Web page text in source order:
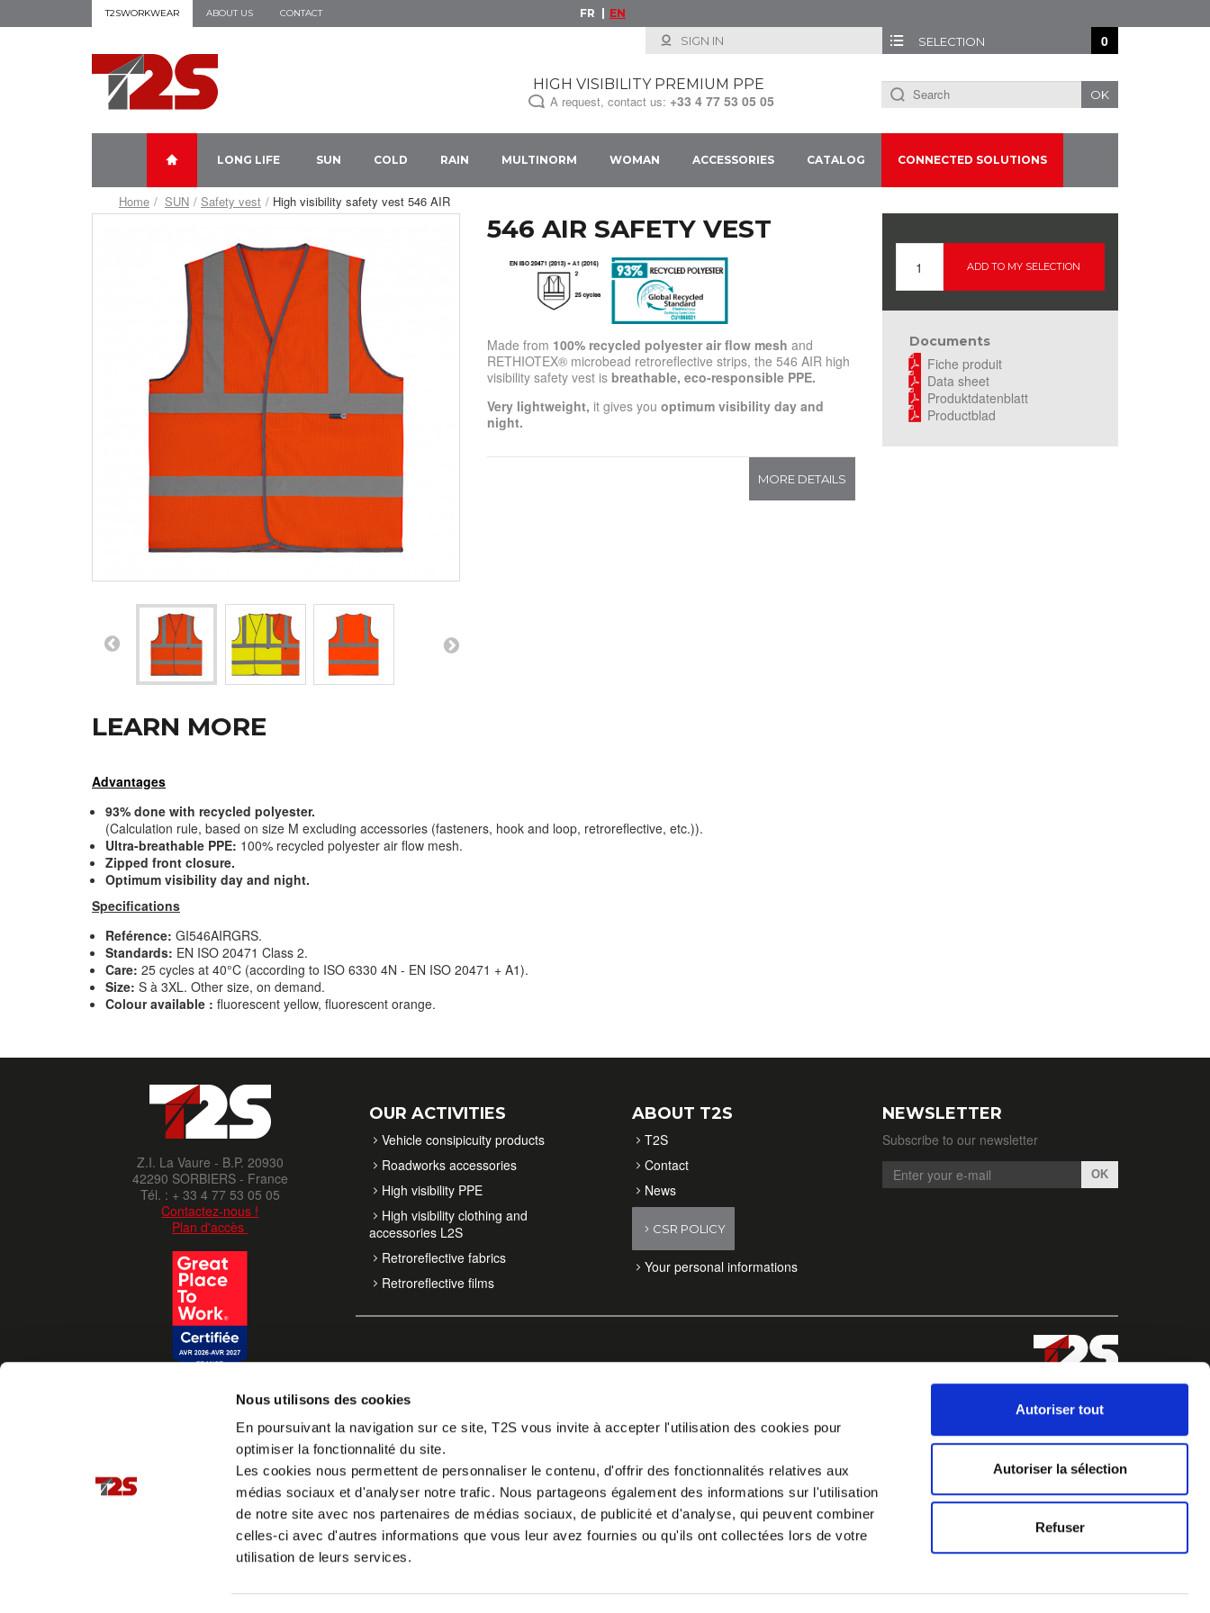
Nous utilisons des cookies
En poursuivant la navigation sur ce site, T2S vous invite à accepter l'utilisation des cookies pour
optimiser la fonctionnalité du site.
Les cookies nous permettent de personnaliser le contenu, d'offrir des fonctionnalités relatives aux
médias sociaux et d'analyser notre trafic. Nous partageons également des informations sur l'utilisation
de notre site avec nos partenaires de médias sociaux, de publicité et d'analyse, qui peuvent combiner
celles-ci avec d'autres informations que vous leur avez fournies ou qu'ils ont collectées lors de votre
utilisation de leurs services.
Autoriser tout
Autoriser la sélection
Refuser
T2SWORKWEAR ABOUT US CONTACT FR EN
SELECTION 0
SIGN IN
HIGH VISIBILITY PREMIUM PPE
A request, contact us: +33 4 77 53 05 05 OK
LONG LIFE SUN COLD RAIN MULTINORM WOMAN ACCESSORIES CATALOG CONNECTED SOLUTIONS
Home SUN Safety vest High visibility safety vest 546 AIR
546 AIR SAFETY VEST
Made from 100% recycled polyester air flow mesh and
RETHIOTEX® microbead retroreflective strips, the 546 AIR high
visibility safety vest is breathable, eco-responsible PPE.
Very lightweight, it gives you optimum visibility day and
night.
MORE DETAILS
LEARN MORE
Advantages
93% done with recycled polyester.
(Calculation rule, based on size M excluding accessories (fasteners, hook and loop, retroreflective, etc.)).
Ultra-breathable PPE: 100% recycled polyester air flow mesh.
Zipped front closure.
Optimum visibility day and night.
Specifications
Reférence: GI546AIRGRS.
Standards: EN ISO 20471 Class 2.
Care: 25 cycles at 40°C (according to ISO 6330 4N - EN ISO 20471 + A1).
Size: S à 3XL. Other size, on demand.
Colour available : fluorescent yellow, fluorescent orange.
ADD TO MY SELECTION
Documents
Fiche produit
Data sheet
Produktdatenblatt
Productblad
Z.I. La Vaure - B.P. 20930
42290 SORBIERS - France
Tél. : + 33 4 77 53 05 05
Contactez-nous !
Plan d'accès
OUR ACTIVITIES
Vehicle consipicuity products
Roadworks accessories
High visibility PPE
High visibility clothing and
accessories L2S
Retroreflective fabrics
Retroreflective films
ABOUT T2S
T2S
Contact
News
CSR POLICY
Your personal informations
NEWSLETTER
Subscribe to our newsletter
OK